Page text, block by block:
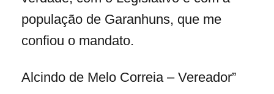
população de Garanhuns, que me
confiou o mandato.
Alcindo de Melo Correia – Vereador”